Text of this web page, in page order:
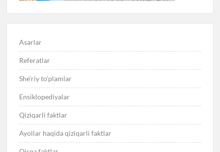
Asarlar
Referatlar
She’riy to’plamlar
Ensiklopediyalar
Qiziqarli faktlar
Ayollar haqida qiziqarli faktlar